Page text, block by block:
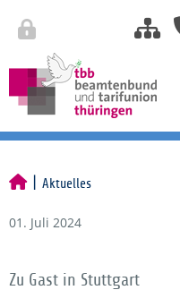
Aktuelles
01. Juli 2024
Zu Gast in Stuttgart